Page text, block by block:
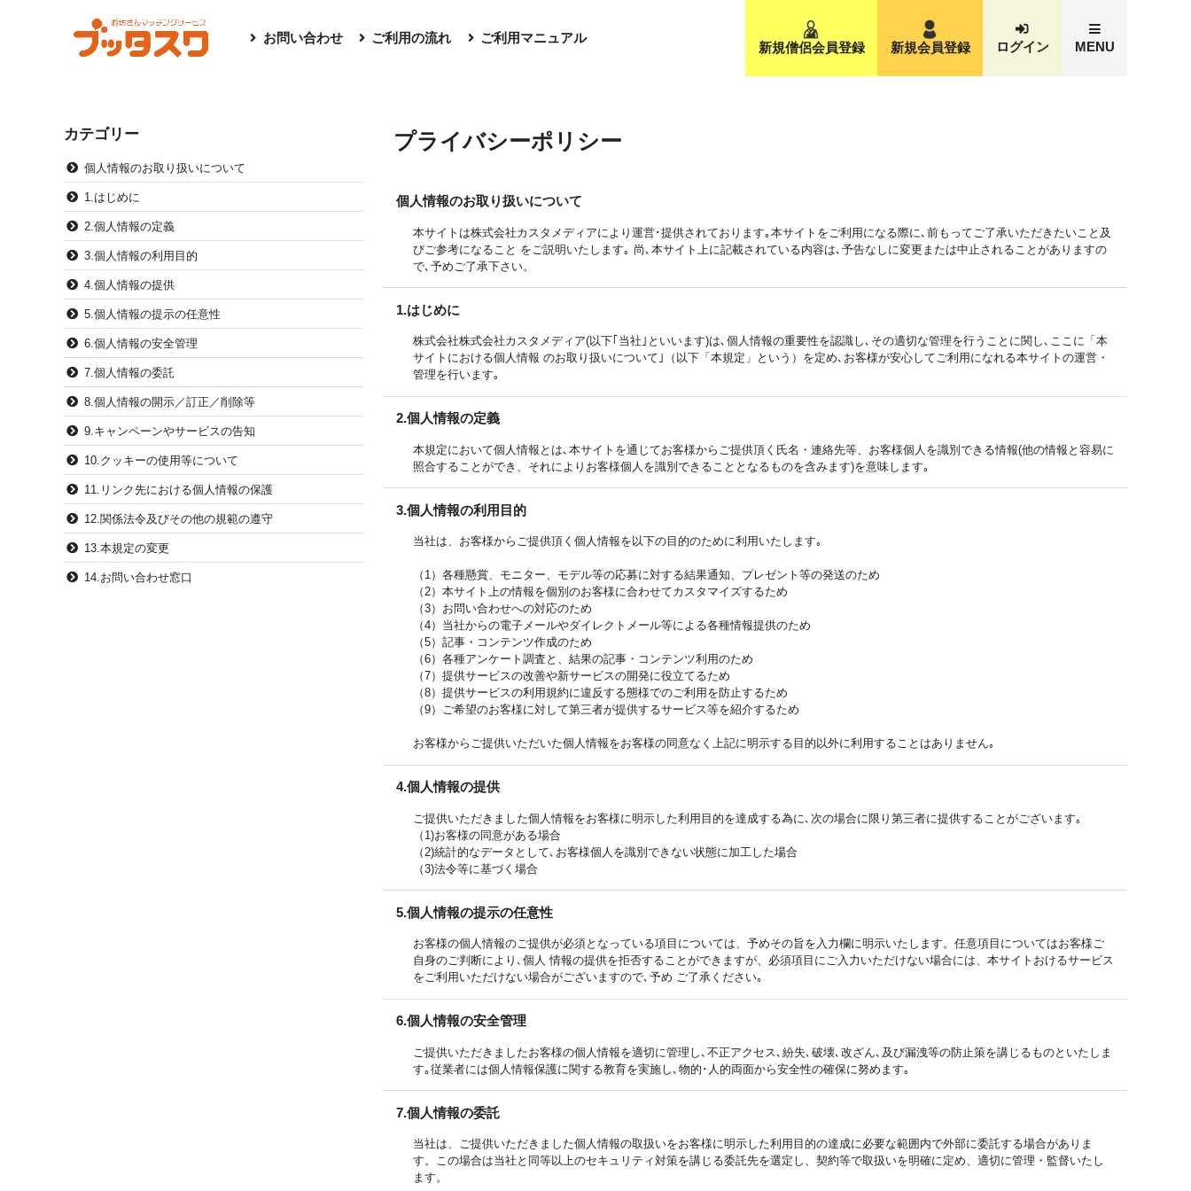
お問い合わせ ご利用の流れ ご利用マニュアル
新規僧侶会員登録 新規会員登録 ログイン MENU
プライバシーポリシー
個人情報のお取り扱いについて
本サイトは株式会社カスタメディアにより運営･提供されております｡本サイトをご利用になる際に､前もってご了承いただきたいこと及
びご参考になること をご説明いたします｡ 尚､本サイト上に記載されている内容は､予告なしに変更または中止されることがありますの
で､予めご了承下さい。
1.はじめに
株式会社株式会社カスタメディア(以下｢当社｣といいます)は､個人情報の重要性を認識し､その適切な管理を行うことに関し､ここに「本
サイトにおける個人情報 のお取り扱いについて｣（以下「本規定」という）を定め､お客様が安心してご利用になれる本サイトの運営・
管理を行います｡
2.個人情報の定義
本規定において個人情報とは､本サイトを通じてお客様からご提供頂く氏名・連絡先等、お客様個人を識別できる情報(他の情報と容易に
照合することができ、それによりお客様個人を識別できることとなるものを含みます)を意味します｡
3.個人情報の利用目的
当社は、お客様からご提供頂く個人情報を以下の目的のために利用いたします｡
（1）各種懸賞、モニター、モデル等の応募に対する結果通知、プレゼント等の発送のため
（2）本サイト上の情報を個別のお客様に合わせてカスタマイズするため
（3）お問い合わせへの対応のため
（4）当社からの電子メールやダイレクトメール等による各種情報提供のため
（5）記事・コンテンツ作成のため
（6）各種アンケート調査と、結果の記事・コンテンツ利用のため
（7）提供サービスの改善や新サービスの開発に役立てるため
（8）提供サービスの利用規約に違反する態様でのご利用を防止するため
（9）ご希望のお客様に対して第三者が提供するサービス等を紹介するため
お客様からご提供いただいた個人情報をお客様の同意なく上記に明示する目的以外に利用することはありません｡
4.個人情報の提供
ご提供いただきました個人情報をお客様に明示した利用目的を達成する為に､次の場合に限り第三者に提供することがございます｡
（1)お客様の同意がある場合
（2)統計的なデータとして､お客様個人を識別できない状態に加工した場合
（3)法令等に基づく場合
5.個人情報の提示の任意性
お客様の個人情報のご提供が必須となっている項目については、予めその旨を入力欄に明示いたします。任意項目についてはお客様ご
自身のご判断により､個人 情報の提供を拒否することができますが、必須項目にご入力いただけない場合には、本サイトおけるサービス
をご利用いただけない場合がございますので､予め ご了承ください｡
6.個人情報の安全管理
ご提供いただきましたお客様の個人情報を適切に管理し､不正アクセス､紛失､破壊､改ざん､及び漏洩等の防止策を講じるものといたしま
す｡従業者には個人情報保護に関する教育を実施し､物的･人的両面から安全性の確保に努めます｡
7.個人情報の委託
当社は、ご提供いただきました個人情報の取扱いをお客様に明示した利用目的の達成に必要な範囲内で外部に委託する場合がありま
す。この場合は当社と同等以上のセキュリティ対策を講じる委託先を選定し、契約等で取扱いを明確に定め、適切に管理・監督いたし
ます。
カテゴリー
個人情報のお取り扱いについて
1.はじめに
2.個人情報の定義
3.個人情報の利用目的
4.個人情報の提供
5.個人情報の提示の任意性
6.個人情報の安全管理
7.個人情報の委託
8.個人情報の開示／訂正／削除等
9.キャンペーンやサービスの告知
10.クッキーの使用等について
11.リンク先における個人情報の保護
12.関係法令及びその他の規範の遵守
13.本規定の変更
14.お問い合わせ窓口